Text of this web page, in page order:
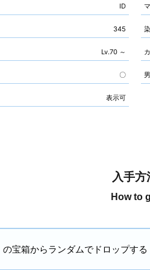
ID
345
Lv.70 ～
〇
表示可
入手方
How to
宝箱からランダムでドロップする